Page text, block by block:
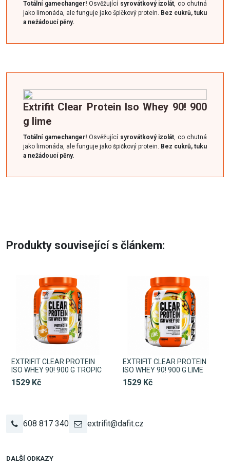
Totální gamechanger!Osvěžující syrovátkový izolát, co chutná
jako limonáda, ale funguje jako špičkový protein. Bez cukrů, tuku
a nežádoucí pěny.
Extrifit Clear Protein Iso Whey 90! 900
g lime
Totální gamechanger!Osvěžující syrovátkový izolát, co chutná
jako limonáda, ale funguje jako špičkový protein. Bez cukrů, tuku
a nežádoucí pěny.
Produkty související s článkem:
EXTRIFIT CLEAR PROTEIN
ISO WHEY 90! 900 G TROPIC
1529 Kč
EXTRIFIT CLEAR PROTEIN
ISO WHEY 90! 900 G LIME
1529 Kč
608 817 340 extrifit@dafit.cz
DALŠÍ ODKAZY